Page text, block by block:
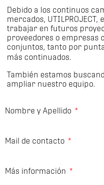
Debido a los continuos
mercados,
trabajar en futuros
proveedores o empresas
conjuntos, tanto por
más continuados.
También estamos
ampliar nuestro equipo.
Nombre y Apellido
Mail de contacto
Más información